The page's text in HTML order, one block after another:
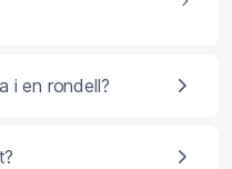
i en rondell?